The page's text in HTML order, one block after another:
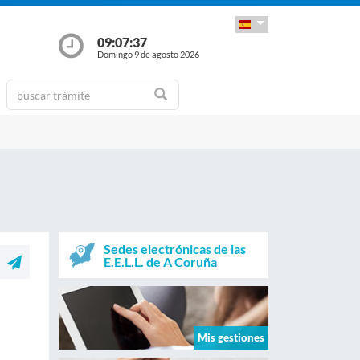
09:07:37
Domingo 9 de agosto 2026
Sedes electrónicas de las
E.E.L.L. de A Coruña
Mis gestiones